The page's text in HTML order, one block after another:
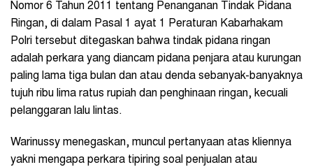
Nomor 6 Tahun 2011 tentang Penanganan Tindak Pidana
Ringan, di dalam Pasal 1 ayat 1 Peraturan Kabarhakam
Polri tersebut ditegaskan bahwa tindak pidana ringan
adalah perkara yang diancam pidana penjara atau kurungan
paling lama tiga bulan dan atau denda sebanyak-banyaknya
tujuh ribu lima ratus rupiah dan penghinaan ringan, kecuali
pelanggaran lalu lintas.
Warinussy menegaskan, muncul pertanyaan atas kliennya
yakni mengapa perkara tipiring soal penjualan atau